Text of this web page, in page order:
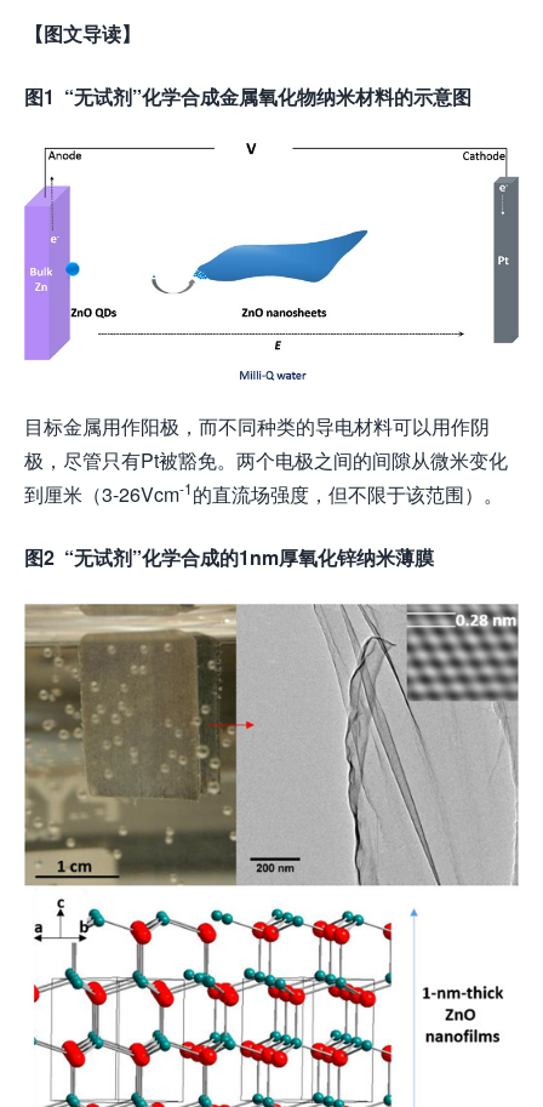
【图文导读】
图1 “无试剂”化学合成金属氧化物纳米材料的示意图
目标金属用作阳极，而不同种类的导电材料可以用作阴
极，尽管只有Pt被豁免。两个电极之间的间隙从微米变化
到厘米（3-26Vcm-1的直流场强度，但不限于该范围）。
图2 “无试剂”化学合成的1nm厚氧化锌纳米薄膜